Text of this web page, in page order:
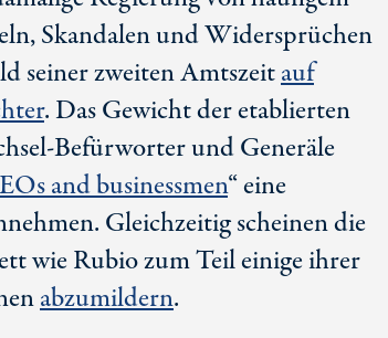
Skandalen und Widersprüchen
seiner zweiten Amtszeitauf
. Das Gewicht der etablierten
Befürworter und Generäle
and businessmen“ eine
Gleichzeitig scheinen die
wie Rubio zum Teil einige ihrer
abzumildern.